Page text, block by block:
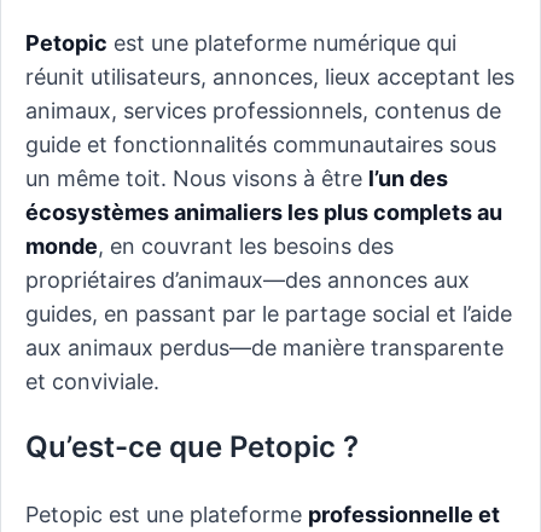
Petopic est une plateforme numérique qui
réunit utilisateurs, annonces, lieux acceptant les
animaux, services professionnels, contenus de
guide et fonctionnalités communautaires sous
un même toit. Nous visons à être l’un des
écosystèmes animaliers les plus complets au
monde, en couvrant les besoins des
propriétaires d’animaux—des annonces aux
guides, en passant par le partage social et l’aide
aux animaux perdus—de manière transparente
et conviviale.
Qu’est-ce que Petopic ?
Petopic est une plateforme professionnelle et